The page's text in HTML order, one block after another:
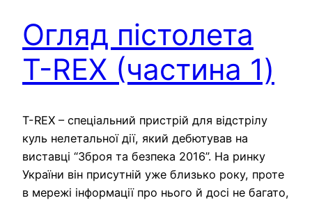
Огляд пістолета
T-REX (частина 1)
T-REX – спеціальний пристрій для відстрілу
куль нелетальної дії, який дебютував на
виставці “Зброя та безпека 2016”. На ринку
України він присутній уже близько року, проте
в мережі інформації про нього й досі не багато,